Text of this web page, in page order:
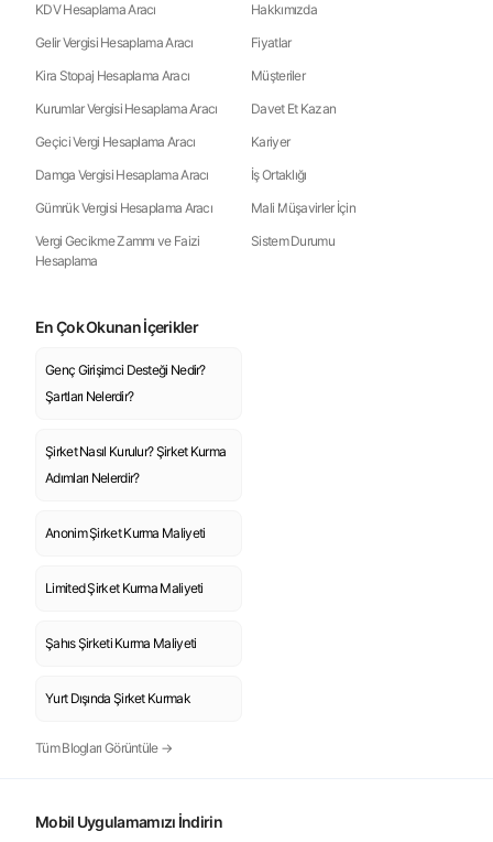
KDV Hesaplama Aracı
Gelir Vergisi Hesaplama Aracı
Kira Stopaj Hesaplama Aracı
Kurumlar Vergisi Hesaplama Aracı
Geçici Vergi Hesaplama Aracı
Damga Vergisi Hesaplama Aracı
Gümrük Vergisi Hesaplama Aracı
Vergi Gecikme Zammı ve Faizi
Hesaplama
Hakkımızda
Fiyatlar
Müşteriler
Davet Et Kazan
Kariyer
İş Ortaklığı
Mali Müşavirler İçin
Sistem Durumu
En Çok Okunan İçerikler
Genç Girişimci Desteği Nedir?
Şartları Nelerdir?
Şirket Nasıl Kurulur? Şirket Kurma
Adımları Nelerdir?
Anonim Şirket Kurma Maliyeti
Limited Şirket Kurma Maliyeti
Şahıs Şirketi Kurma Maliyeti
Yurt Dışında Şirket Kurmak
Tüm Blogları Görüntüle →
Mobil Uygulamamızı İndirin